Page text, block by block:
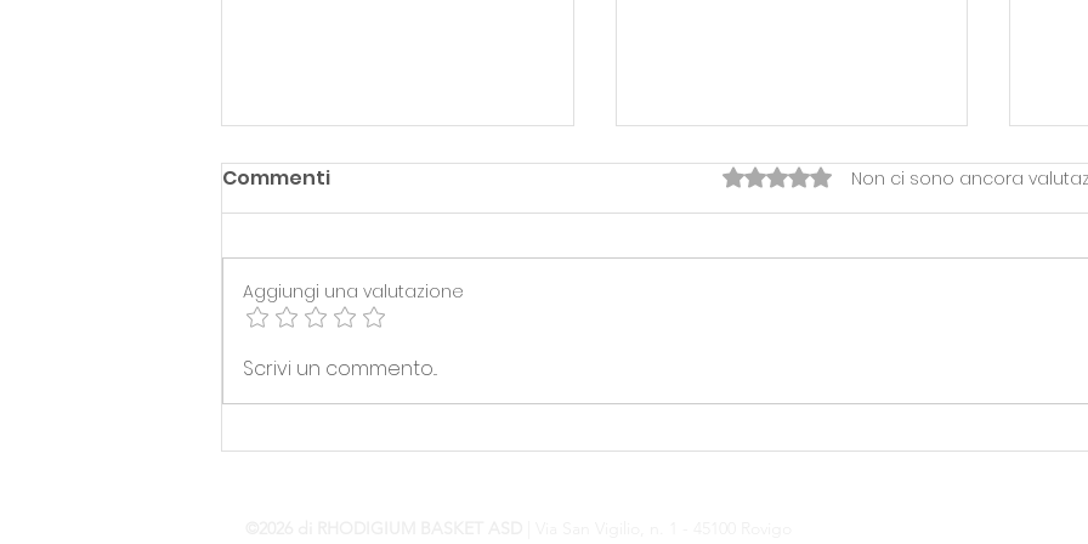
SERIE B> UFFICIALIZZATO IL
NUOVO COACH
FINE STAGIONE RHODIGIUM
Commenti Valutazione 0 stelle su 5.
Non ci sono ancora
Aggiungi una valutazione
Scrivi un commento...